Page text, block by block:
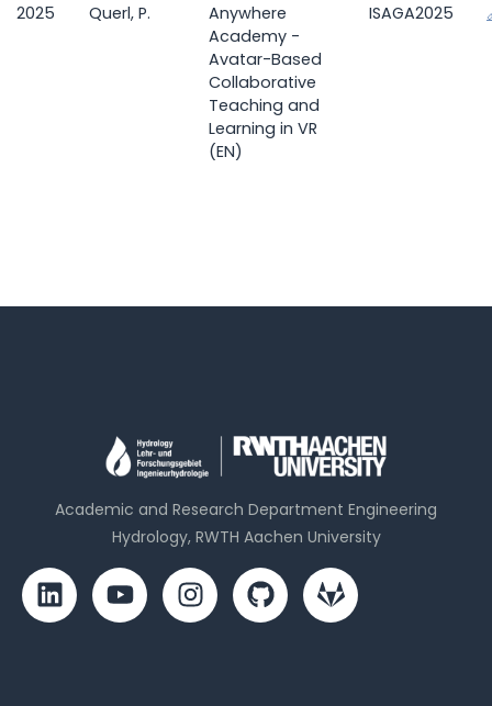
2025 Querl, P.
Anywhere
Academy -
Avatar-Based
Collaborative
Teaching and
Learning in VR
(EN)
ISAGA2025
Academic and Research Department Engineering
Hydrology, RWTH Aachen University